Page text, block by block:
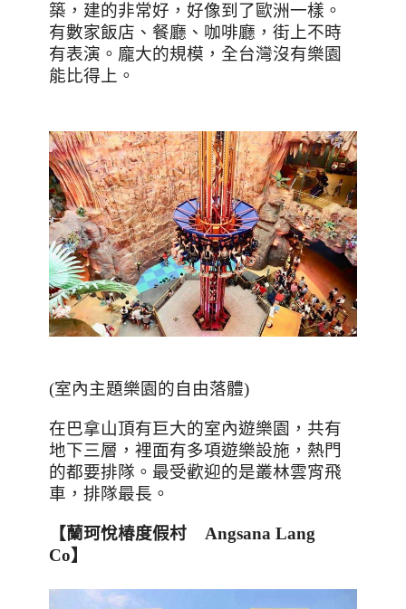
築，建的非常好，好像到了歐洲一樣。
有數家飯店、餐廳、咖啡廳，街上不時
有表演。龐大的規模，全台灣沒有樂園
能比得上。
(室內主題樂園的自由落體)
在巴拿山頂有巨大的室內遊樂園，共有
地下三層，裡面有多項遊樂設施，熱門
的都要排隊。最受歡迎的是叢林雲宵飛
車，排隊最長。
【蘭珂悅椿度假村
Angsana Lang
Co】